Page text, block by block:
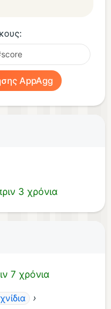
AppAgg
3 χρόνια
7 χρόνια
›